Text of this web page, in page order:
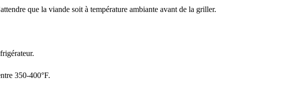
que la viande soit à température ambiante avant de la griller.
350-400°F.